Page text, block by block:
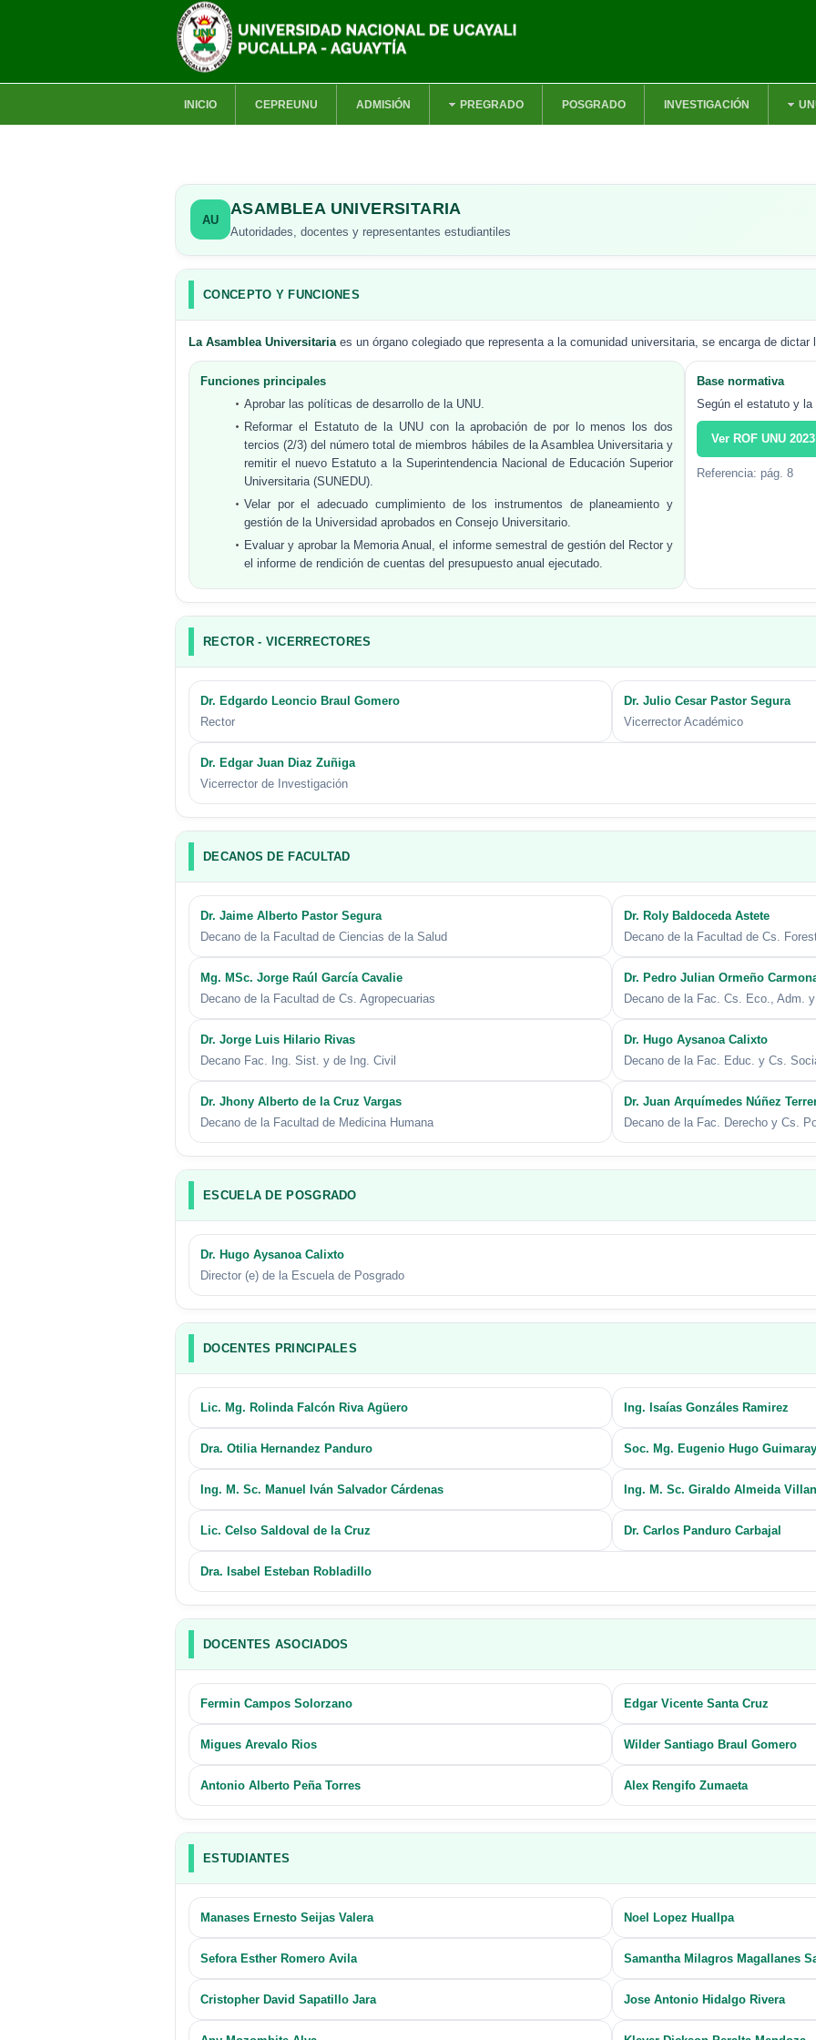
INICIO CEPREUNU ADMISIÓN PREGRADO POSGRADO INVESTIGACIÓN
AU
ASAMBLEA UNIVERSITARIA
Autoridades, docentes y representantes estudiantiles
CONCEPTO Y FUNCIONES
La Asamblea Universitariaes un órgano colegiado que representa a la comunidad universitaria, se encarga de
Funciones principales
Aprobar las políticas de desarrollo de la UNU.
Reformar el Estatuto de la UNU con la aprobación de por lo menos los dos
tercios (2/3) del número total de miembros hábiles de la Asamblea Universitaria y
remitir el nuevo Estatuto a la Superintendencia Nacional de Educación Superior
Universitaria (SUNEDU).
Velar por el adecuado cumplimiento de los instrumentos de planeamiento y
gestión de la Universidad aprobados en Consejo Universitario.
Evaluar y aprobar la Memoria Anual, el informe semestral de gestión del Rector y
el informe de rendición de cuentas del presupuesto anual ejecutado.
Base normativa
Según el estatuto y
Ver ROF UNU
Referencia: pág. 8
RECTOR - VICERRECTORES
Dr. Edgardo Leoncio Braul Gomero
Rector
Dr. Julio Cesar Pastor Segura
Vicerrector Académico
Dr. Edgar Juan Diaz Zuñiga
Vicerrector de Investigación
DECANOS DE FACULTAD
Dr. Jaime Alberto Pastor Segura
Decano de la Facultad de Ciencias de la Salud
Dr. Roly Baldoceda Astete
Decano de la Facultad de Cs.
Mg. MSc. Jorge Raúl García Cavalie
Decano de la Facultad de Cs. Agropecuarias
Dr. Pedro Julian Ormeño
Decano de la Fac. Cs. Eco., Adm.
Dr. Jorge Luis Hilario Rivas
Decano Fac. Ing. Sist. y de Ing. Civil
Dr. Hugo Aysanoa Calixto
Decano de la Fac. Educ. y Cs.
Dr. Jhony Alberto de la Cruz Vargas
Decano de la Facultad de Medicina Humana
Dr. Juan Arquímedes Núñez
Decano de la Fac. Derecho y Cs.
ESCUELA DE POSGRADO
Dr. Hugo Aysanoa Calixto
Director (e) de la Escuela de Posgrado
DOCENTES PRINCIPALES
Lic. Mg. Rolinda Falcón Riva Agüero Ing. Isaías Gonzáles Ramirez
Dra. Otilia Hernandez Panduro Soc. Mg. Eugenio Hugo
Ing. M. Sc. Manuel Iván Salvador Cárdenas Ing. M. Sc. Giraldo Almeida
Lic. Celso Saldoval de la Cruz Dr. Carlos Panduro Carbajal
Dra. Isabel Esteban Robladillo
DOCENTES ASOCIADOS
Fermin Campos Solorzano Edgar Vicente Santa Cruz
Migues Arevalo Rios Wilder Santiago Braul Gomero
Antonio Alberto Peña Torres Alex Rengifo Zumaeta
ESTUDIANTES
Manases Ernesto Seijas Valera Noel Lopez Huallpa
Sefora Esther Romero Avila Samantha Milagros Magallanes
Cristopher David Sapatillo Jara Jose Antonio Hidalgo Rivera